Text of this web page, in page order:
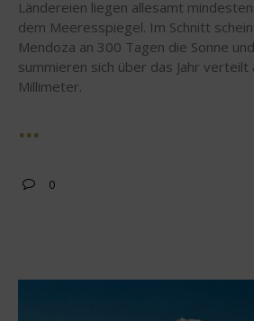
Ländereien liegen allesamt
dem Meeresspiegel. Im Schnitt
Mendoza an 300 Tagen die Sonne
summieren sich über das Jahr
Millimeter.
0